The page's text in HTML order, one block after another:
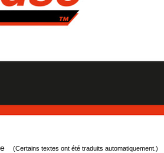
(Certains textes ont été traduits automatiquement.)